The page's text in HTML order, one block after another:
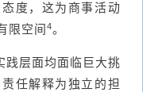
度，这为商事活动
限空间4。
践层面均面临巨大挑
任解释为独立的担